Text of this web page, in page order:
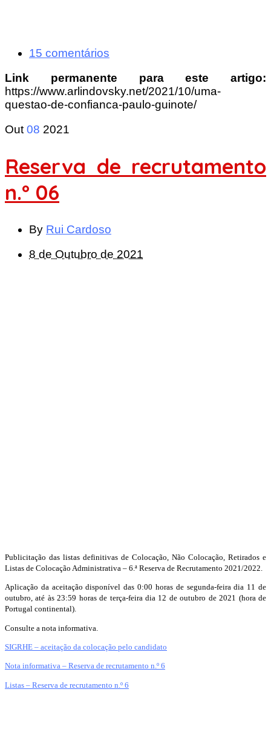
15 comentários
Link permanente para este artigo:
https://www.arlindovsky.net/2021/10/uma-
questao-de-confianca-paulo-guinote/
Out 08 2021
Reserva de recrutamento
n.º 06
By Rui Cardoso
8 de Outubro de 2021
Publicitação das listas definitivas de Colocação, Não Colocação, Retirados e
Listas de Colocação Administrativa – 6.ª Reserva de Recrutamento 2021/2022.
Aplicação da aceitação disponível das 0:00 horas de segunda-feira dia 11 de
outubro, até às 23:59 horas de terça-feira dia 12 de outubro de 2021 (hora de
Portugal continental).
Consulte a nota informativa.
SIGRHE – aceitação da colocação pelo candidato
Nota informativa – Reserva de recrutamento n.º 6
Listas – Reserva de recrutamento n.º 6